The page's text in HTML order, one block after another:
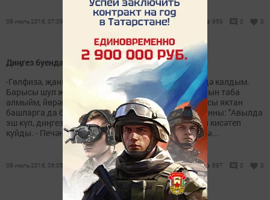
08 июль 2016, 07:09 959 0 0
Диңгез буенда
-Гөлфизә, җаным, инде нишләргә, бигрәк кыен хәлдә калдым.
Барысы шул җүнсез ирләр аркасында. Җаныма урын таба
алмыйм, йөрәгем өзгәләнә, ярар тыңла, монда кайсы яктан
башларга да белмәссең. Быел ирем гомер булмаганны: "Авылда
эш күп, диңгез буена ялгыз барырсың, - дип, алдан кисәтеп
куйды. - Печән чабасы бар, мунчага утын әзерләргә...
08 июль 2016, 06:05 897 0 0